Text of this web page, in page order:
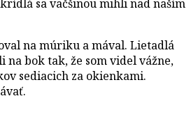
sa väčšinou mihli nad naším
na múriku a mával. Lietadlá
na bok tak, že som videl vážne,
sediacich za okienkami.